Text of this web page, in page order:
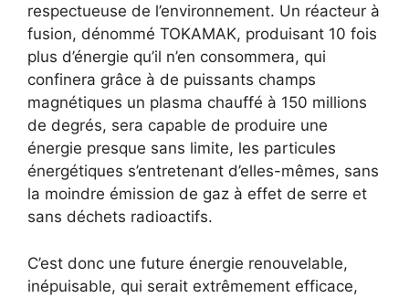
respectueuse de l’environnement. Un réacteur à
fusion, dénommé TOKAMAK, produisant 10 fois
plus d’énergie qu’il n’en consommera, qui
confinera grâce à de puissants champs
magnétiques un plasma chauffé à 150 millions
de degrés, sera capable de produire une
énergie presque sans limite, les particules
énergétiques s’entretenant d’elles-mêmes, sans
la moindre émission de gaz à effet de serre et
sans déchets radioactifs.
C’est donc une future énergie renouvelable,
inépuisable, qui serait extrêmement efficace,